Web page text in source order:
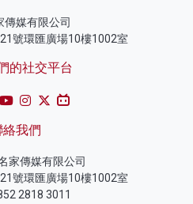
傳媒有限公司
號環匯廣場10樓1002室
的社交平台
絡我們
家傳媒有限公司
號環匯廣場10樓1002室
2818 3011